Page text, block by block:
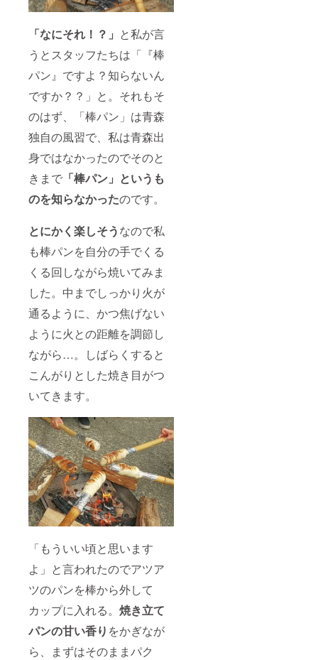
「なにそれ！？」 と私が言
うとスタッフたちは「『棒
パン』ですよ？知らないん
ですか？？」と。それもそ
のはず、「棒パン」は青森
独自の風習で、私は青森出
身ではなかったのでそのと
きまで 「棒パン」というも
のを知らなかったのです。
とにかく楽しそうなので私
も棒パンを自分の手でくる
くる回しながら焼いてみま
した。中までしっかり火が
通るように、かつ焦げない
ように火との距離を調節し
ながら…。しばらくすると
こんがりとした焼き目がつ
いてきます。
「もういい頃と思います
よ」と言われたのでアツア
ツのパンを棒から外して
カップに入れる。 焼き立て
パンの甘い香り をかぎなが
ら、まずはそのままパク